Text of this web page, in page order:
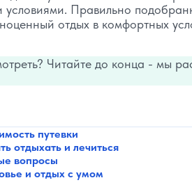
Правильно
отдых в комфортных
Читайте до конца - мы
путевки
отдыхать и лечиться
вопросы
и отдых с умом